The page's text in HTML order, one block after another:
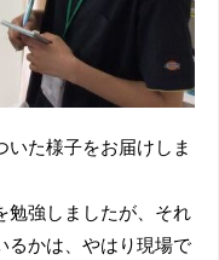
いた様子をお届けしま
勉強しましたが、それ
るかは、やはり現場で